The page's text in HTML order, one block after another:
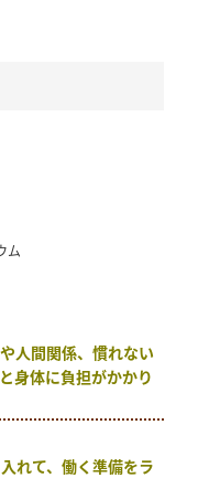
ム
人間関係、慣れない
身体に負担がかかり
れて、働く準備をラ